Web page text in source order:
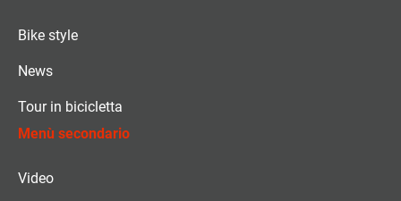
Bike style
News
Tour in bicicletta
Menù secondario
Video